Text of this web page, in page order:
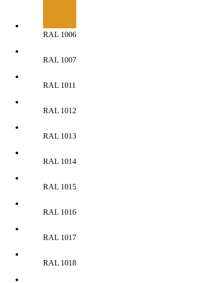
RAL 1006
RAL 1007
RAL 1011
RAL 1012
RAL 1013
RAL 1014
RAL 1015
RAL 1016
RAL 1017
RAL 1018